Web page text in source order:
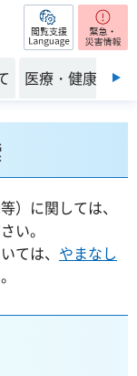
閲覧支援
医療・健康・福
）に関しては、
い。
ては、 やまなし